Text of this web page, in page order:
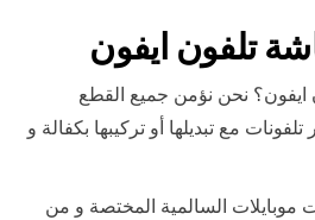
تلفون ايفون
ايفون؟ نحن نؤمن جميع القطع
مع تبديلها أو تركيبها بكفالة و
موبايلات السالمية المختصة و من